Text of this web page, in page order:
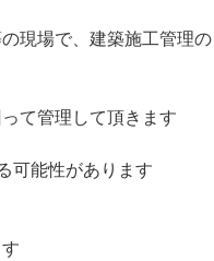
現場で、建築施工管理の
て管理して頂きます
可能性があります